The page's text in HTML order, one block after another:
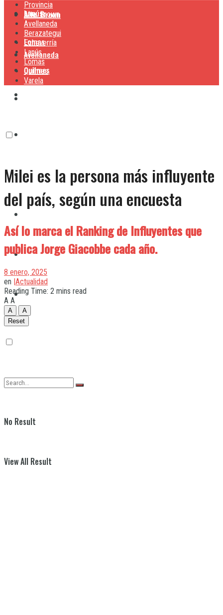
Lanús
Lomas
Quilmes
Alte. Brown
Avellaneda
Lanús
Quilmes
Varela
No Result
View All Result
Provincia
Alte. Brown
Avellaneda
Berazategui
Echeverría
Lanús
Lomas
Quilmes
Varela
Milei es la persona más influyente
del país, según una encuesta
Así lo marca el Ranking de Influyentes que
publica Jorge Giacobbe cada año.
8 enero, 2025
en |Actualidad
Reading Time: 2 mins read
A A
A
A
Reset